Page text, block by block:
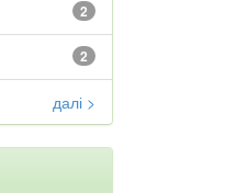
2
2
далі >